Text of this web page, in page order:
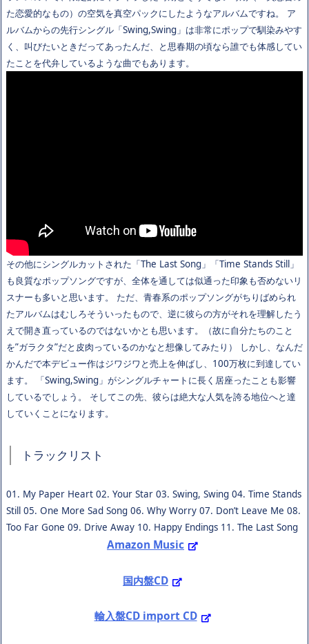
た恋愛的なもの）の空気を真空パックにしたようなアルバムですね。 ア
ルバムからの先行シングル「Swing,Swing」は非常にポップで馴染みやす
く、叫びたいときだってあったんだ、と思春期の頃なら誰でも体感してい
たことを代弁しているような曲でもあります。
その他にシングルカットされた「The Last Song」「Time Stands Still」
も良質なポップソングですが、全体を通しては似通った印象も否めないリ
スナーも多いと思います。 ただ、青春系のポップソングがちりばめられ
たアルバムはむしろそういったもので、逆に彼らの方がそれを理解したう
えで開き直っているのではないかとも思います。（故に自分たちのこと
を”ガラクタ”だと皮肉っているのかなと想像してみたり） しかし、なんだ
かんだで本デビュー作はジワジワと売上を伸ばし、100万枚に到達してい
ます。 「Swing,Swing」がシングルチャートに長く居座ったことも影響
しているでしょう。 そしてこの先、彼らは絶大な人気を誇る地位へと達
していくことになります。
トラックリスト
01. My Paper Heart 02. Your Star 03. Swing, Swing 04. Time Stands
Still 05. One More Sad Song 06. Why Worry 07. Don’t Leave Me 08.
Too Far Gone 09. Drive Away 10. Happy Endings 11. The Last Song
Amazon Music
国内盤CD
輸入盤CD import CD